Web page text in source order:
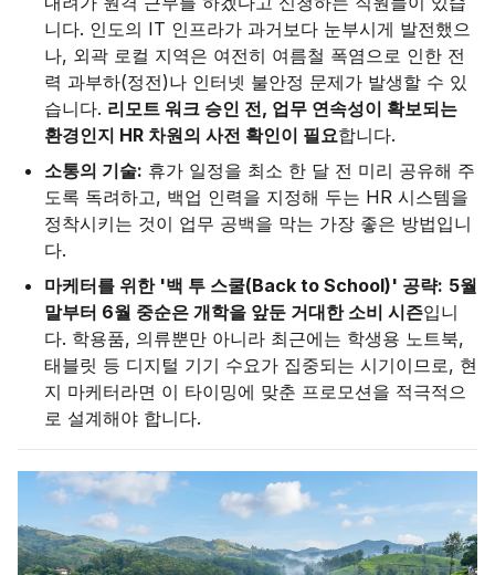
니다. 인도의 IT 인프라가 과거보다 눈부시게 발전했으
나, 외곽 로컬 지역은 여전히 여름철 폭염으로 인한 전
력 과부하(정전)나 인터넷 불안정 문제가 발생할 수 있
습니다. 리모트 워크 승인 전, 업무 연속성이 확보되는
환경인지 HR 차원의 사전 확인이 필요합니다.
소통의 기술: 휴가 일정을 최소 한 달 전 미리 공유해 주
도록 독려하고, 백업 인력을 지정해 두는 HR 시스템을
정착시키는 것이 업무 공백을 막는 가장 좋은 방법입니
다.
마케터를 위한 '백 투 스쿨(Back to School)' 공략: 5월
말부터 6월 중순은 개학을 앞둔 거대한 소비 시즌입니
다. 학용품, 의류뿐만 아니라 최근에는 학생용 노트북,
태블릿 등 디지털 기기 수요가 집중되는 시기이므로, 현
지 마케터라면 이 타이밍에 맞춘 프로모션을 적극적으
로 설계해야 합니다.